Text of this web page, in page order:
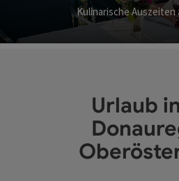
Kulinarische Auszeiten
Urlaub